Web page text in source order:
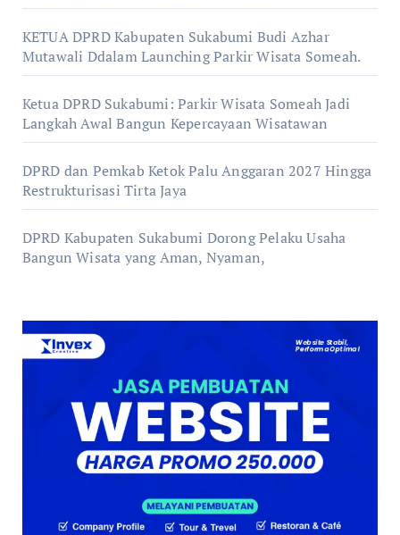
KETUA DPRD Kabupaten Sukabumi Budi Azhar
Mutawali Ddalam Launching Parkir Wisata Someah.
Ketua DPRD Sukabumi: Parkir Wisata Someah Jadi
Langkah Awal Bangun Kepercayaan Wisatawan
DPRD dan Pemkab Ketok Palu Anggaran 2027 Hingga
Restrukturisasi Tirta Jaya
DPRD Kabupaten Sukabumi Dorong Pelaku Usaha
Bangun Wisata yang Aman, Nyaman,